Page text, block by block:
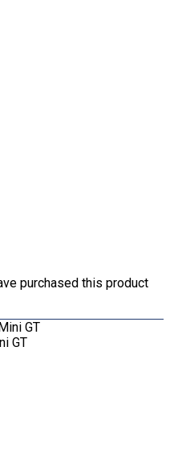
purchased this product
GT